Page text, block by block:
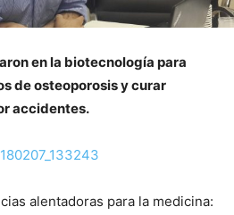
en la biotecnología para
de osteoporosis y curar
accidentes.
alentadoras para la medicina: